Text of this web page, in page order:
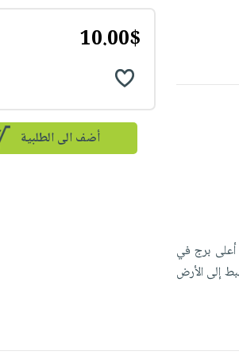
برج في
إلى الأرض
10.00$
أضف الى الطلبية